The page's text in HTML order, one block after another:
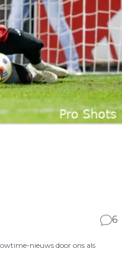
6
nieuws door ons als